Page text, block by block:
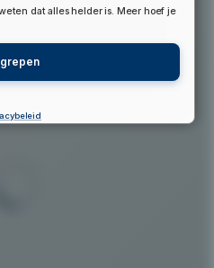
▲
dat alles helder is. Meer hoef je